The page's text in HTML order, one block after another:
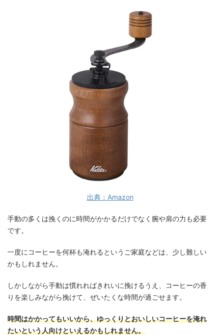
出典：Amazon
手動の多くは挽くのに時間がかかるだけでなく腕や肩の力も必要
です。
一度にコーヒーを何杯も淹れるというご家庭などは、少し難しい
かもしれません。
しかしながら手動は慣れればきれいに挽けるうえ、コーヒーの香
りを楽しみながら挽けて、ぜいたくな時間が過ごせます。
時間はかかってもいいから、ゆっくりとおいしいコーヒーを淹れ
たいという人向けといえるかもしれません。